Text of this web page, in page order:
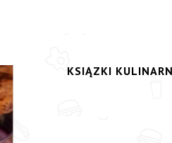
KSIĄZKI